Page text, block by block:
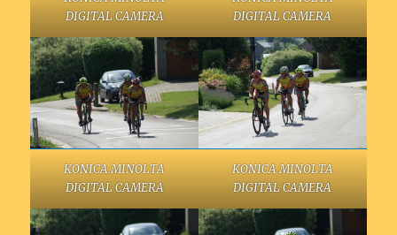
DIGITAL CAMERA
DIGITAL CAMERA
KONICA MINOLTA
DIGITAL CAMERA
KONICA MINOLTA
DIGITAL CAMERA